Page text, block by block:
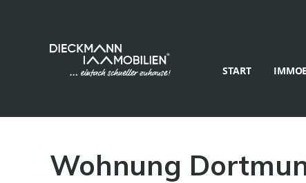
START
Wohnung